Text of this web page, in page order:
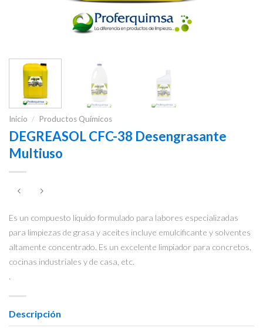
Inicio / Productos Químicos
DEGREASOL CFC-38 Desengrasante
Multiuso
Es un compuesto líquido formulado para labores especializadas
para limpiezas de grasa y aceites incluye emulcificante y solventes
altamente concentrado. Es un excelente limpiador para concretos,
cocinas industriales y de casa, etc.
.
Descripción